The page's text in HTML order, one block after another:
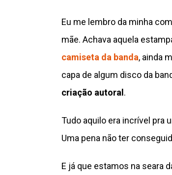
Eu me lembro da minha
mãe. Achava aquela
camiseta da banda, ainda
capa de algum disco da
criação autoral .
Tudo aquilo era incrível pra
Uma pena não ter
E já que estamos na seara